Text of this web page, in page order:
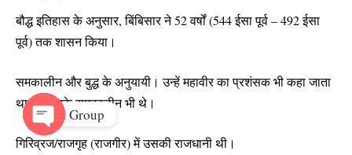
बौद्ध इतिहास के अनुसार, बिंबिसार ने 52 वर्षों (544 ईसा पूर्व – 492 ईसा
पूर्व) तक शासन किया।
समकालीन और बुद्ध के अनुयायी। उन्हें महावीर का प्रशंसक भी कहा जाता
था, जो उनके समकालीन भी थे।
गिरिव्रज/राजगृह (राजगीर) में उसकी राजधानी थी।
Join Group
O
1